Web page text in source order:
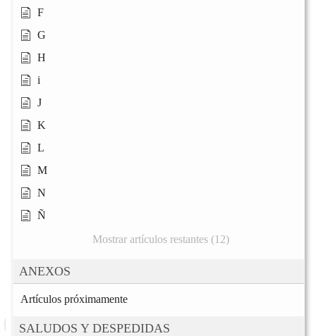
F
G
H
i
J
K
L
M
N
Ñ
Mostrar artículos restantes (12)
ANEXOS
Artículos próximamente
SALUDOS Y DESPEDIDAS